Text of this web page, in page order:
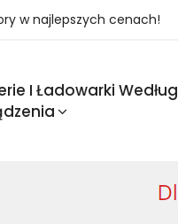
w najlepszych cenach!
I Ładowarki Według